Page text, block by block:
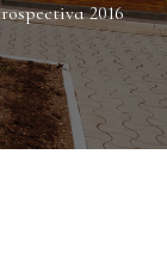
2016